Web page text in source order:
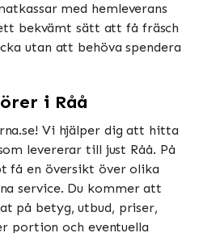
med hemleverans
bekvämt sätt att få fräsch
utan att behöva spendera
i Råå
Vi hjälper dig att hitta
levererar till just Råå. På
få en översikt över olika
service. Du kommer att
på betyg, utbud, priser,
portion och eventuella